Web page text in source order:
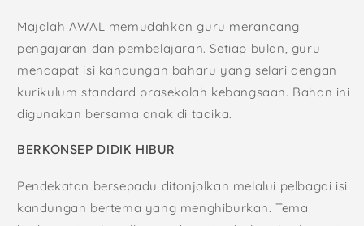
Majalah AWAL memudahkan guru merancang
pengajaran dan pembelajaran. Setiap bulan, guru
mendapat isi kandungan baharu yang selari dengan
kurikulum standard prasekolah kebangsaan. Bahan ini
digunakan bersama anak di tadika.
BERKONSEP DIDIK HIBUR
Pendekatan bersepadu ditonjolkan melalui pelbagai isi
kandungan bertema yang menghiburkan. Tema